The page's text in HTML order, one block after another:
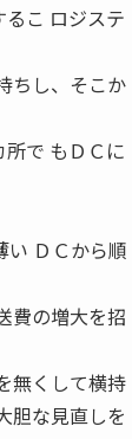
こ ロジステ
ちし、そこか
で もＤＣに
ＤＣから順
費の増大を招
無くして横持
胆な見直しを